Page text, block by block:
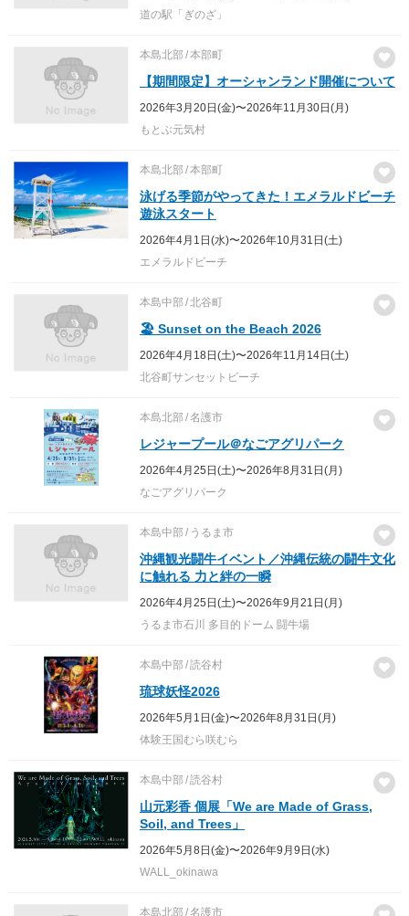
道の駅「ぎのざ」
本島北部 本部町
【期間限定】オーシャンランド開催について
2026年3月20日(金)〜2026年11月30日(月)
もとぶ元気村
本島北部 本部町
泳げる季節がやってきた！エメラルドビーチ
遊泳スタート
2026年4月1日(水)〜2026年10月31日(土)
エメラルドビーチ
本島中部 北谷町
🏖️ Sunset on the Beach 2026
2026年4月18日(土)〜2026年11月14日(土)
北谷町サンセットビーチ
本島北部 名護市
レジャープール＠なごアグリパーク
2026年4月25日(土)〜2026年8月31日(月)
なごアグリパーク
本島中部 うるま市
沖縄観光闘牛イベント／沖縄伝統の闘牛文化
に触れる 力と絆の一瞬
2026年4月25日(土)〜2026年9月21日(月)
うるま市石川 多目的ドーム 闘牛場
本島中部 読谷村
琉球妖怪2026
2026年5月1日(金)〜2026年8月31日(月)
体験王国むら咲むら
本島中部 読谷村
山元彩香 個展「We are Made of Grass,
Soil, and Trees」
2026年5月8日(金)〜2026年9月9日(水)
WALL_okinawa
本島北部 名護市